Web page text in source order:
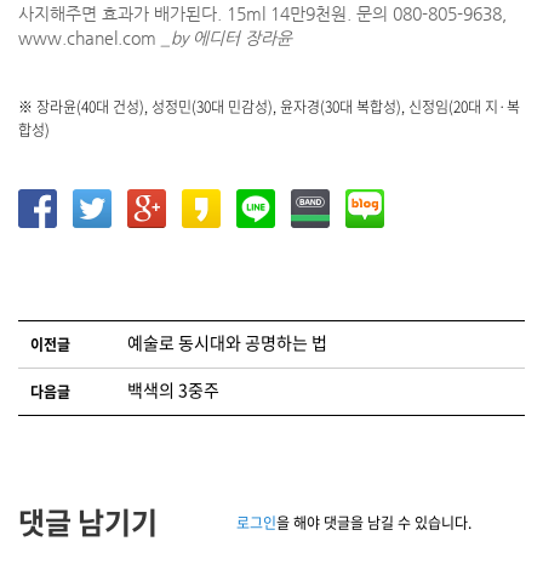
사지해주면 효과가 배가된다. 15ml 14만9천원. 문의 080-805-9638,
www.chanel.com
_by 에디터 장라윤
※ 장라윤(40대 건성), 성정민(30대 민감성), 윤자경(30대 복합성), 신정임(20대 지·복
합성)
글 네비게이션
이전글 예술로 동시대와 공명하는 법
다음글 백색의 3중주
댓글 남기기 로그인을 해야 댓글을 남길 수 있습니다.